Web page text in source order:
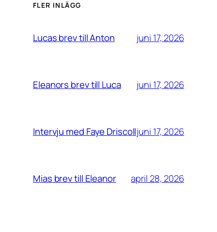
FLER INLÄGG
Lucas brev till Anton juni 17, 2026
Eleanors brev till Luca juni 17, 2026
Intervju med Faye Driscolljuni 17, 2026
Mias brev till Eleanor april 28, 2026